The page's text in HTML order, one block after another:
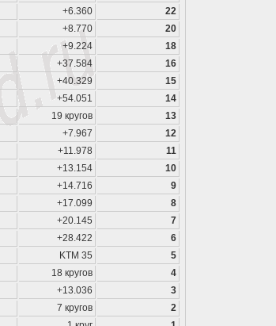
+6.360
22
+8.770
20
+9.224
18
+37.584
16
+40.329
15
+54.051
14
19 кругов
13
+7.967
12
+11.978
11
+13.154
10
+14.716
9
+17.099
8
+20.145
7
+28.422
6
KTM 35
5
18 кругов
4
+13.036
3
7 кругов
2